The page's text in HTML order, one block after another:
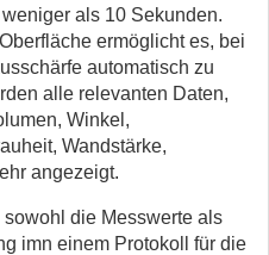
als 10 Sekunden.
ermöglicht es, bei
automatisch zu
alle relevanten Daten,
Winkel,
Wandstärke,
angezeigt.
die Messwerte als
imn einem Protokoll für die